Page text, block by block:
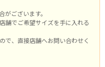
ございます。
舗でご希望サイズを手に入れる
で、直接店舗へお問い合わせく